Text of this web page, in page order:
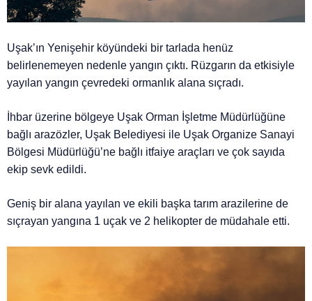
Uşak’ın Yenişehir köyündeki bir tarlada henüz
belirlenemeyen nedenle yangın çıktı. Rüzgarın da etkisiyle
yayılan yangın çevredeki ormanlık alana sıçradı.
İhbar üzerine bölgeye Uşak Orman İşletme Müdürlüğüne
bağlı arazözler, Uşak Belediyesi ile Uşak Organize Sanayi
Bölgesi Müdürlüğü’ne bağlı itfaiye araçları ve çok sayıda
ekip sevk edildi.
Geniş bir alana yayılan ve ekili başka tarım arazilerine de
sıçrayan yangına 1 uçak ve 2 helikopter de müdahale etti.